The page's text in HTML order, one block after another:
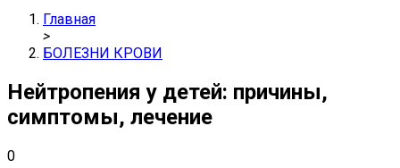
Главная
>
БОЛЕЗНИ КРОВИ
Нейтропения у детей: причины,
симптомы, лечение
0